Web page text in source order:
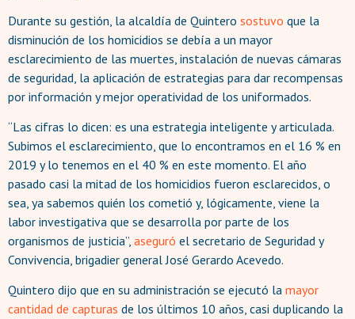
Durante su gestión, la alcaldía de Quintero sostuvo que la
disminución de los homicidios se debía a un mayor
esclarecimiento de las muertes, instalación de nuevas cámaras
de seguridad, la aplicación de estrategias para dar recompensas
por información y mejor operatividad de los uniformados.
“Las cifras lo dicen: es una estrategia inteligente y articulada.
Subimos el esclarecimiento, que lo encontramos en el 16 % en
2019 y lo tenemos en el 40 % en este momento. El año
pasado casi la mitad de los homicidios fueron esclarecidos, o
sea, ya sabemos quién los cometió y, lógicamente, viene la
labor investigativa que se desarrolla por parte de los
organismos de justicia”, aseguró el secretario de Seguridad y
Convivencia, brigadier general José Gerardo Acevedo.
Quintero dijo que en su administración se ejecutó la mayor
cantidad de capturas de los últimos 10 años, casi duplicando la